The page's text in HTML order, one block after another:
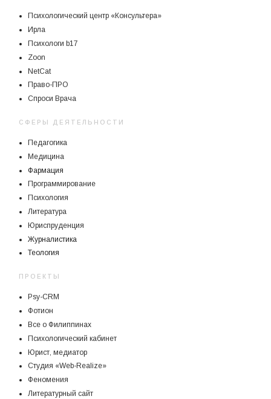
Психологический центр «Консультера»
Ирла
Психологи b17
Zoon
NetCat
Право-ПРО
Спроси Врача
СФЕРЫ ДЕЯТЕЛЬНОСТИ
Педагогика
Медицина
Фармация
Программирование
Психология
Литература
Юриспруденция
Журналистика
Теология
ПРОЕКТЫ
Psy-CRM
Фотион
Все о Филиппинах
Психологический кабинет
Юрист, медиатор
Студия «Web-Realize»
Феномения
Литературный сайт